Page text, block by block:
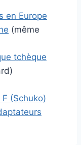
en Europe
(même
tchèque
(Schuko)